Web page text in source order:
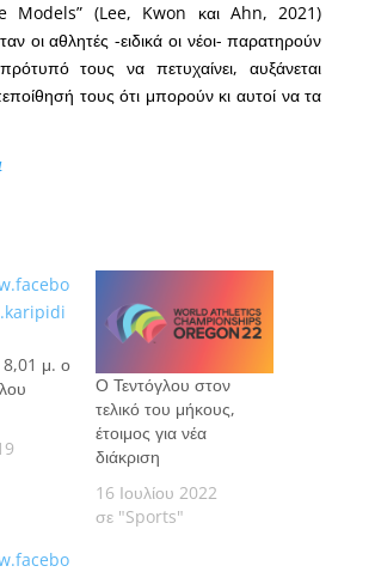
Models” (Lee, Kwon και Ahn, 2021)
οι αθλητές -ειδικά οι νέοι- παρατηρούν
τους να πετυχαίνει, αυξάνεται
τους ότι μπορούν κι αυτοί να τα
8,01 μ. ο
Ο Τεντόγλου στον
τελικό του μήκους,
έτοιμος για νέα
διάκριση
16 Ιουλίου 2022
σε "Sports"